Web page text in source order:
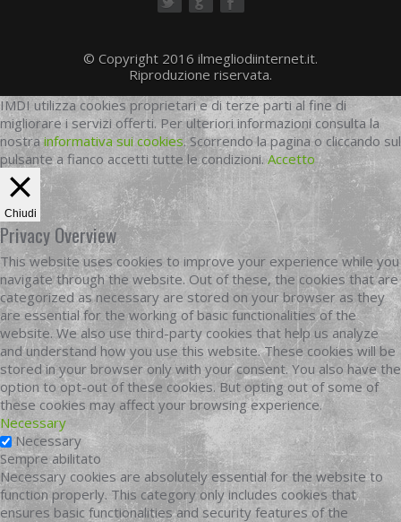
© Copyright 2016 ilmegliodiinternet.it.
Riproduzione riservata.
IMDI utilizza cookies proprietari e di terze parti al fine di
migliorare i servizi offerti. Per ulteriori informazioni consulta la
nostrainformativa sui cookies. Scorrendo la pagina o cliccando sul
pulsante a fianco accetti tutte le condizioni.Accetto
Chiudi
Privacy Overview
This website uses cookies to improve your experience while you
navigate through the website. Out of these, the cookies that are
categorized as necessary are stored on your browser as they
are essential for the working of basic functionalities of the
website. We also use third-party cookies that help us analyze
and understand how you use this website. These cookies will be
stored in your browser only with your consent. You also have the
option to opt-out of these cookies. But opting out of some of
these cookies may affect your browsing experience.
Necessary
Necessary
Sempre abilitato
Necessary cookies are absolutely essential for the website to
function properly. This category only includes cookies that
ensures basic functionalities and security features of the